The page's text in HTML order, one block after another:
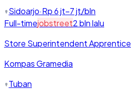
Sidoarjo·Rp 6 jt–7 jt/bln
Full-timejobstreet2 bln lalu
Store Superintendent Apprentice
Kompas Gramedia
Tuban